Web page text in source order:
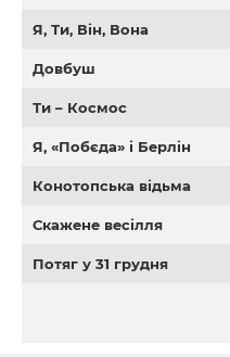
Я, Ти, Він, Вона
Довбуш
Ти – Космос
Я, «Побєда» і Берлін
Конотопська відьма
Скажене весілля
Потяг у 31 грудня